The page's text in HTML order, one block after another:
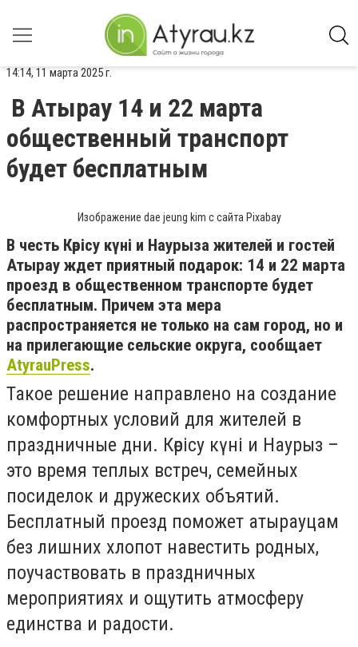
14:14, 11 марта 2025 г.
В Атырау 14 и 22 марта
общественный транспорт
будет бесплатным
Изображение dae jeung kim с сайта Pixabay
В честь Көрісу күні и Наурыза жителей и гостей
Атырау ждет приятный подарок: 14 и 22 марта
проезд в общественном транспорте будет
бесплатным. Причем эта мера
распространяется не только на сам город, но и
на прилегающие сельские округа, сообщает
AtyrauPress.
Такое решение направлено на создание
комфортных условий для жителей в
праздничные дни. Көрісу күні и Наурыз –
это время теплых встреч, семейных
посиделок и дружеских объятий.
Бесплатный проезд поможет атырауцам
без лишних хлопот навестить родных,
поучаствовать в праздничных
мероприятиях и ощутить атмосферу
единства и радости.